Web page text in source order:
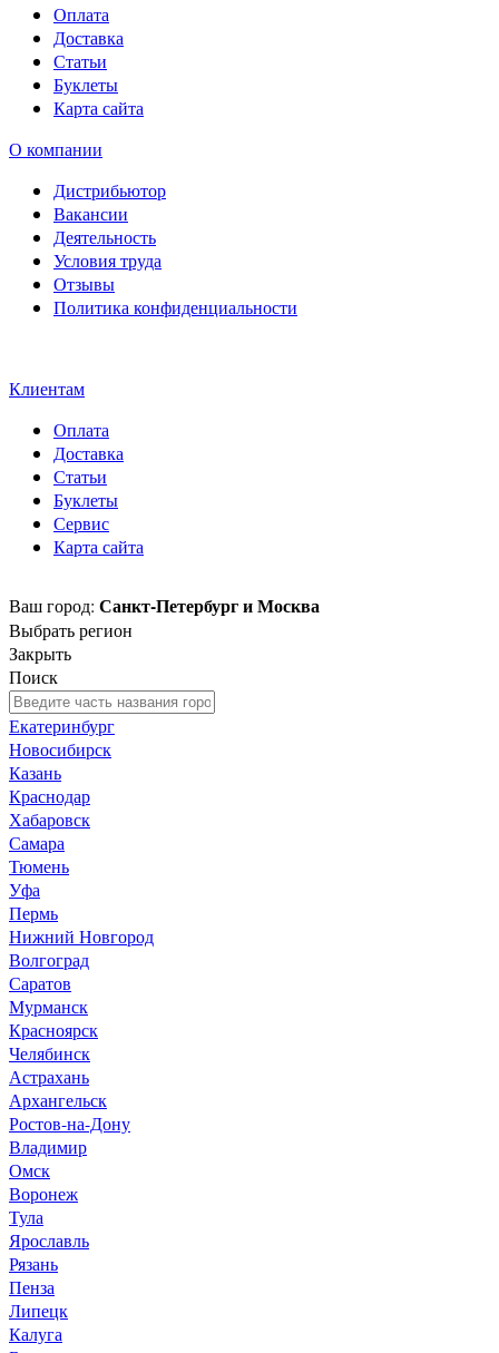
Оплата
Доставка
Статьи
Буклеты
Карта сайта
О компании
Дистрибьютор
Вакансии
Деятельность
Условия труда
Отзывы
Политика конфиденциальности
Клиентам
Оплата
Доставка
Статьи
Буклеты
Сервис
Карта сайта
Ваш город: Санкт-Петербург и Москва
Выбрать регион
Закрыть
Поиск
Екатеринбург
Новосибирск
Казань
Краснодар
Хабаровск
Самара
Тюмень
Уфа
Пермь
Нижний Новгород
Волгоград
Саратов
Мурманск
Красноярск
Челябинск
Астрахань
Архангельск
Ростов-на-Дону
Владимир
Омск
Воронеж
Тула
Ярославль
Рязань
Пенза
Липецк
Калуга